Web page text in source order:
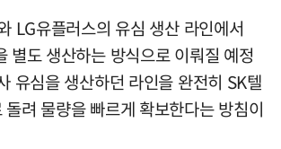
LG유플러스의 유심 생산 라인에서
별도 생산하는 방식으로 이뤄질 예정
유심을 생산하던 라인을 완전히 SK텔
려 물량을 빠르게 확보한다는 방침이